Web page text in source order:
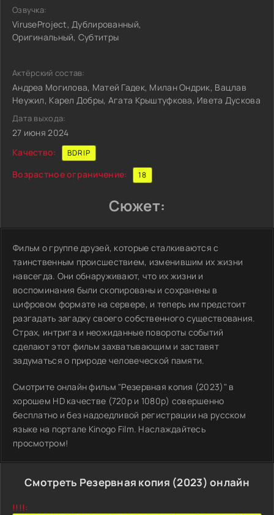
Озвучка:
ViruseProject, Дублированный,
Оригинальный, Субтитры
Актёрский состав:
Андреа Могилова, Матей Гадек, Милан Ондрик, Вацлав
Неужил, Карел Добры, Агата Крыштуфкова, Ивета Дускова
Дата выхода:
27 июня 2024
Качество:
BDRIP
Возрастное ограничение: 18
Сюжет:
Фильм о группе друзей, которые сталкиваются с
таинственным происшествием, изменившим их жизни
навсегда. Они обнаруживают, что их жизни и
воспоминания были скопированы и сохранены в
цифровом формате на сервере, и теперь им предстоит
разгадать загадку своего собственного существования.
Страх, интрига и неожиданные повороты событий
сделают этот фильм захватывающим и заставят
задуматься о природе человеческой памяти.
Смотрите онлайн фильм "Резервная копия (2023)" в
хорошем HD качестве (720p и 1080p) совершенно
бесплатно и без надоедливой регистрации на русском
языке на портале Kinogo Film. Наслаждайтесь
просмотром!
Смотреть Резервная копия (2023) онлайн
!!!!: